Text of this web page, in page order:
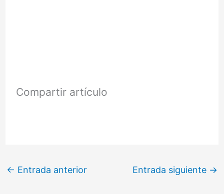
Compartir artículo
← Entrada anterior Entrada siguiente →